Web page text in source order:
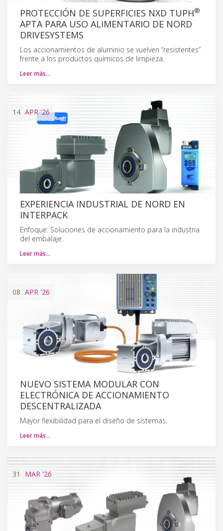
PROTECCIÓN DE SUPERFICIES NXD TUPH®
APTA PARA USO ALIMENTARIO DE NORD
DRIVESYSTEMS
Los accionamientos de aluminio se vuelven “resistentes”
frente a los productos químicos de limpieza.
Leer más…
14 APR'26
EXPERIENCIA INDUSTRIAL DE NORD EN
INTERPACK
Enfoque: Soluciones de accionamiento para la industria
del embalaje.
Leer más…
08 APR '26
NUEVO SISTEMA MODULAR CON
ELECTRÓNICA DE ACCIONAMIENTO
DESCENTRALIZADA
Mayor flexibilidad para el diseño de sistemas.
Leer más…
31 MAR '26